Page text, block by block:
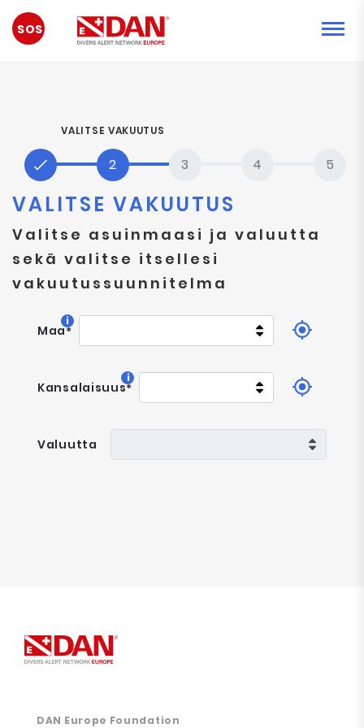
HÄTÄTILANNE
VALITSE VAKUUTUS
VALITSE VAKUUTUS
Valitse asuinmaasi ja valuutta
sekä valitse itsellesi
vakuutussuunnitelma
Maa
i
*
Kansalaisuus
i
*
Valuutta
DAN Europe Foundation